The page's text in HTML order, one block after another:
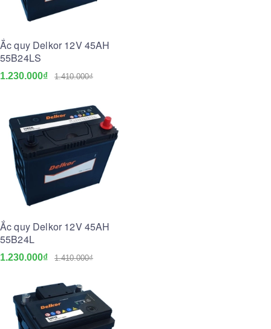
Ắc quy Delkor 12V 45AH
55B24LS
1.230.000₫ 1.410.000₫
Ắc quy Delkor 12V 45AH
55B24L
1.230.000₫ 1.410.000₫